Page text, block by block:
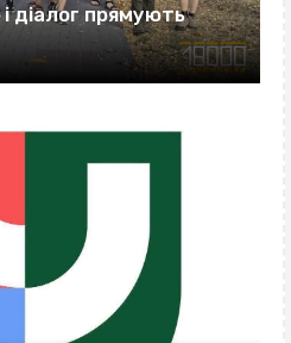
діалог прямують